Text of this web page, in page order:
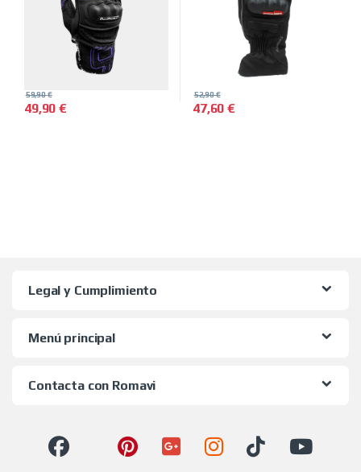
49,90€
59,90€
47,60€
52,90€
Legal y Cumplimiento
Menú principal
Contacta con Romavi